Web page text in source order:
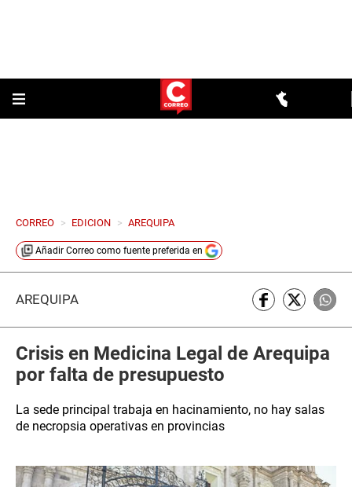
CORREO > EDICION > AREQUIPA
Añadir Correo como fuente preferida en
AREQUIPA
Crisis en Medicina Legal de Arequipa
por falta de presupuesto
La sede principal trabaja en hacinamiento, no hay salas
de necropsia operativas en provincias